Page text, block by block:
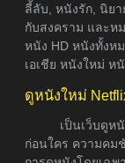
ลี้ลับ, หนังรัก, นิยา
กับสงคราม และห
หนัง HD หนังทั้งห
เอเชีย หนังใหม่ ห
ดูหนังใหม่
เป็นเว็บดูห
ก่อนใคร ความคม